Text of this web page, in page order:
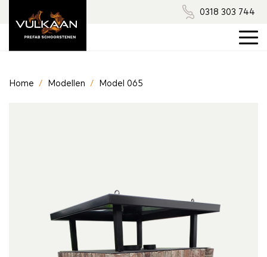
0318 303 744
Home / Modellen / Model 065